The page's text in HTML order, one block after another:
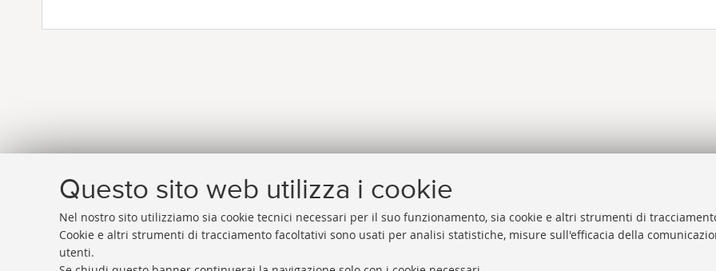
Questo sito web utilizza i cookie
Nel nostro sito utilizziamo sia cookie tecnici necessari per il suo funzionamento, sia cookie e altri strumenti di
Cookie e altri strumenti di tracciamento facoltativi sono usati per analisi statistiche, misure sull'efficacia della
utenti.